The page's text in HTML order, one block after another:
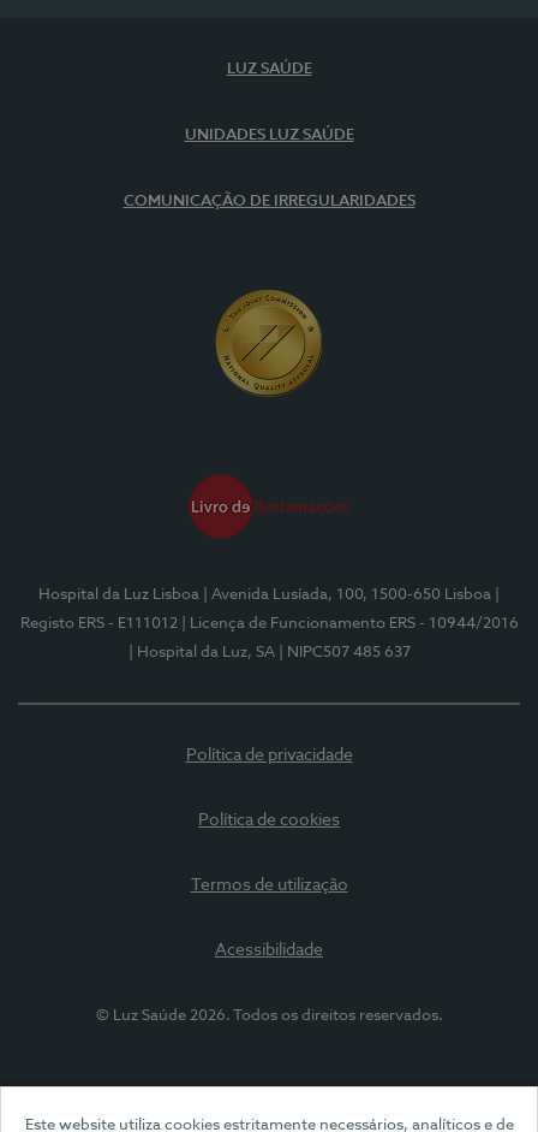
Este website utiliza cookies estritamente necessários, analíticos e de
LUZ SAÚDE
UNIDADES LUZ SAÚDE
COMUNICAÇÃO DE IRREGULARIDADES
Hospital da Luz Lisboa | Avenida Lusíada, 100, 1500-650 Lisboa
Registo ERS - E111012
| Licença de Funcionamento ERS - 10944/2016
| Hospital da Luz, SA
| NIPC507 485 637
Política de privacidade
Política de cookies
Termos de utilização
Acessibilidade
© Luz Saúde 2026. Todos os direitos reservados.